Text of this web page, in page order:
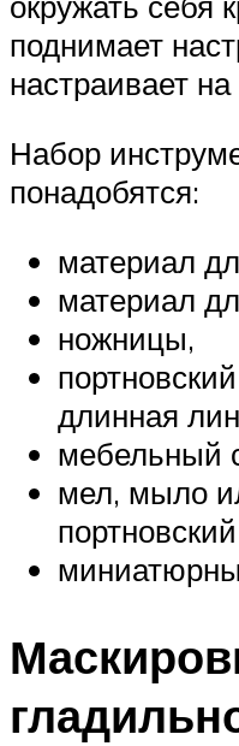
поднимает
настраивает
Набор
понадобятся:
материал
материал
ножницы,
длинная
мебельный
мел, мыло